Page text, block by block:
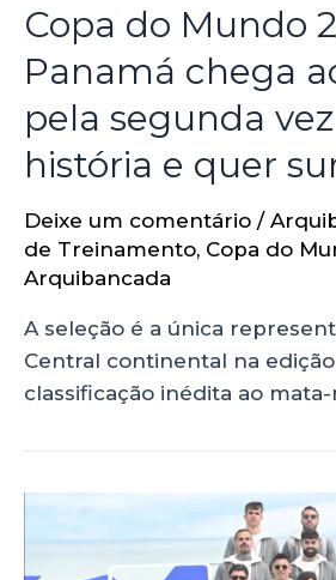
Copa do Mundo
Panamá chega
pela segunda
história e quer
Deixe um comentário /
de Treinamento, Copa do
Arquibancada
A seleção é a única
Central continental na
classificação inédita ao